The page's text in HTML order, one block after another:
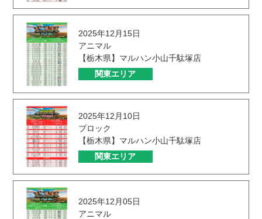
2025年12月15日
アニマル
【栃木県】マルハン小山千駄塚店
関東エリア
2025年12月10日
ブロック
【栃木県】マルハン小山千駄塚店
関東エリア
2025年12月05日
アニマル